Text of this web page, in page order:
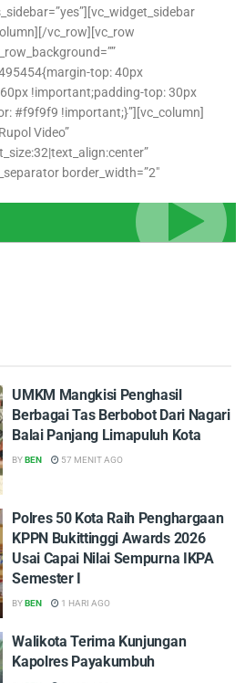
vc_row][vc_row
top: 40px
!important;padding-top: 30px
#f9f9f9 !important;}”][vc_column]
Video”
border_width=”2″
UMKM Mangkisi Penghasil
Berbagai Tas Berbobot Dari Nagari
Balai Panjang Limapuluh Kota
BY BEN 57 MENIT AGO
Polres 50 Kota Raih Penghargaan
KPPN Bukittinggi Awards 2026
Usai Capai Nilai Sempurna IKPA
Semester I
BYBEN 1 HARI AGO
Walikota Terima Kunjungan
Kapolres Payakumbuh